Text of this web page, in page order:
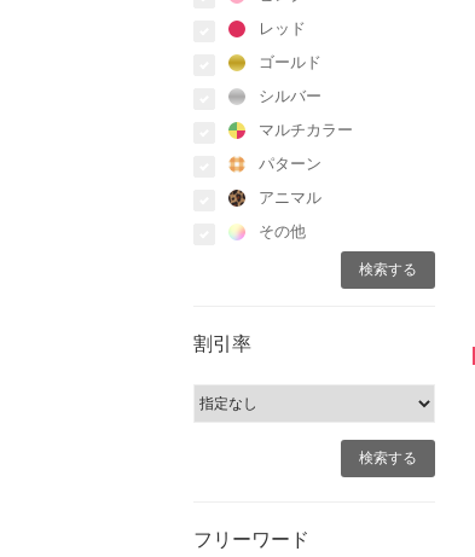
レッド
ゴールド
シルバー
マルチカラー
パターン
アニマル
その他
割引率
フリーワード